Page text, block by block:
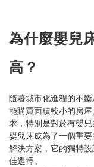
為什麼嬰兒
高？
隨著城市化進程的不
能購買面積較小的房
求，特別是對於有嬰
嬰兒床成為了一個重
解決方案，它的獨特
佳選擇。